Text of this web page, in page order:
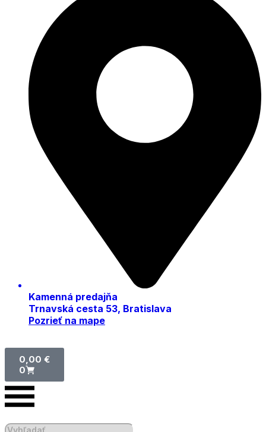
Kamenná predajňa
Trnavská cesta 53, Bratislava
Pozrieť na mape
0,00 €
0